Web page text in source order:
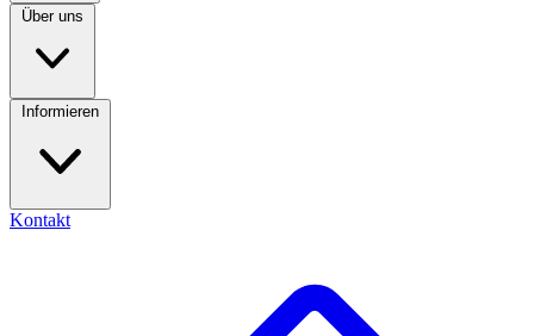
Über uns
Informieren
Kontakt